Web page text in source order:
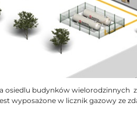
osiedlu budynków wielorodzinnych
wyposażone w licznik gazowy ze